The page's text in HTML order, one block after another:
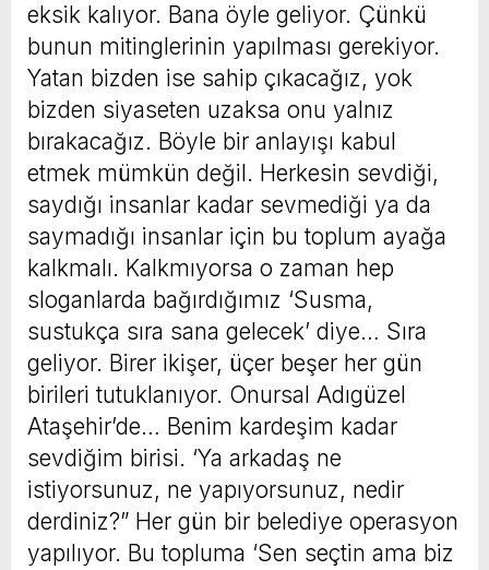
eksik kalıyor. Bana öyle geliyor. Çünkü
bunun mitinglerinin yapılması gerekiyor.
Yatan bizden ise sahip çıkacağız, yok
bizden siyaseten uzaksa onu yalnız
bırakacağız. Böyle bir anlayışı kabul
etmek mümkün değil. Herkesin sevdiği,
saydığı insanlar kadar sevmediği ya da
saymadığı insanlar için bu toplum ayağa
kalkmalı. Kalkmıyorsa o zaman hep
sloganlarda bağırdığımız ‘Susma,
sustukça sıra sana gelecek’ diye… Sıra
geliyor. Birer ikişer, üçer beşer her gün
birileri tutuklanıyor. Onursal Adıgüzel
Ataşehir’de… Benim kardeşim kadar
sevdiğim birisi. ‘Ya arkadaş ne
istiyorsunuz, ne yapıyorsunuz, nedir
derdiniz?” Her gün bir belediye operasyon
yapılıyor. Bu topluma ‘Sen seçtin ama biz